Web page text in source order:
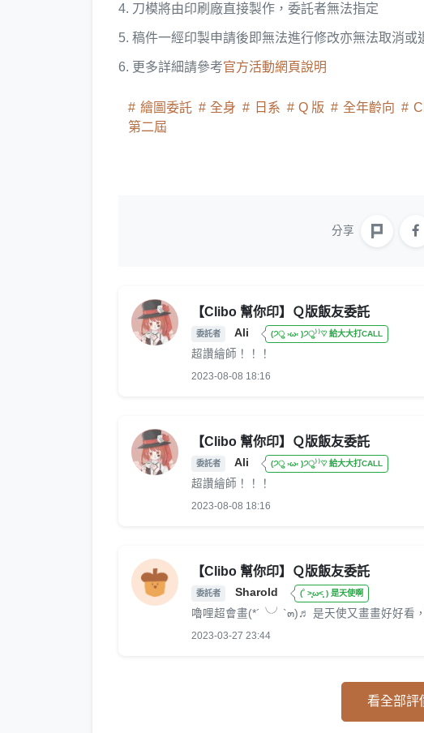
4. 刀模將由印刷廠直接製作，委託者無法指定
5. 稿件一經印製申請後即無法進行修改亦無法取消或
6. 更多詳細請參考官方活動網頁說明
繪圖委託 全身 日系 Q 版 全年齡向
第二屆
分享
【Clibo 幫你印】Ｑ版飯友委託
委託者 Ali (੭ु ›ω‹ )੭ु⁾⁾♡ 給大大打CALL
超讚繪師！！！
2023-08-08 18:16
【Clibo 幫你印】Ｑ版飯友委託
委託者 Ali (੭ु ›ω‹ )੭ु⁾⁾♡ 給大大打CALL
超讚繪師！！！
2023-08-08 18:16
【Clibo 幫你印】Ｑ版飯友委託
委託者 Sharold (˚ ˃̣̣̥ω˂̣̣̥ ) 是天使啊
嚕哩超會畫(*´╰╯`๓)♬ 是天使又畫畫好好看
2023-03-27 23:44
看全部評